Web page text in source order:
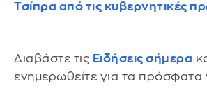
Τσίπρα από τις κυβερνητικές
Διαβάστε τις Ειδήσεις σήμερα
ενημερωθείτε για τα πρόσφατα